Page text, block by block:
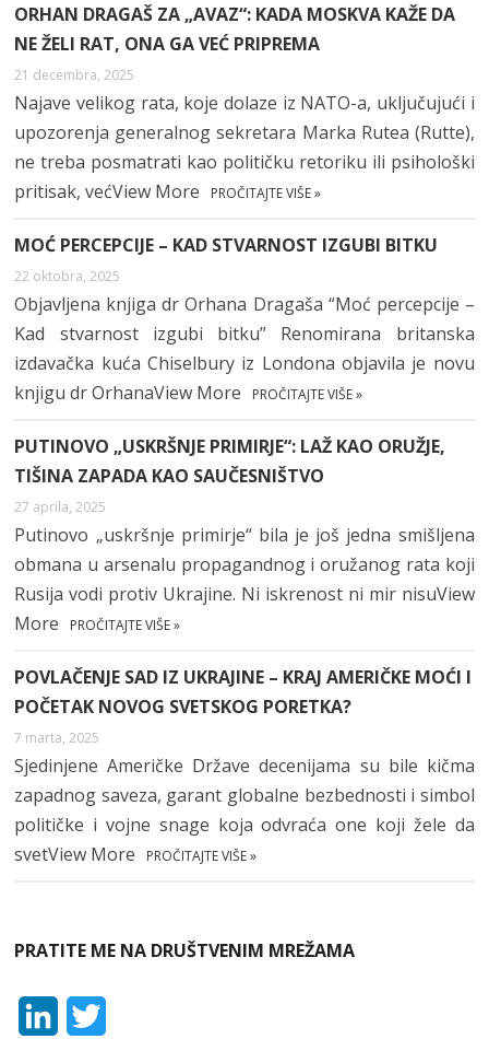
ORHAN DRAGAŠ ZA „AVAZ“: KADA MOSKVA KAŽE DA
NE ŽELI RAT, ONA GA VEĆ PRIPREMA
21 decembra, 2025
Najave velikog rata, koje dolaze iz NATO-a, uključujući i
upozorenja generalnog sekretara Marka Rutea (Rutte),
ne treba posmatrati kao političku retoriku ili psihološki
pritisak, većView More
PROČITAJTE VIŠE »
MOĆ PERCEPCIJE – KAD STVARNOST IZGUBI BITKU
22 oktobra, 2025
Objavljena knjiga dr Orhana Dragaša “Moć percepcije –
Kad stvarnost izgubi bitku” Renomirana britanska
izdavačka kuća Chiselbury iz Londona objavila je novu
knjigu dr OrhanaView More
PROČITAJTE VIŠE »
PUTINOVO „USKRŠNJE PRIMIRJE“: LAŽ KAO ORUŽJE,
TIŠINA ZAPADA KAO SAUČESNIŠTVO
27 aprila, 2025
Putinovo „uskršnje primirje“ bila je još jedna smišljena
obmana u arsenalu propagandnog i oružanog rata koji
Rusija vodi protiv Ukrajine. Ni iskrenost ni mir nisuView
More
PROČITAJTE VIŠE »
POVLAČENJE SAD IZ UKRAJINE – KRAJ AMERIČKE MOĆI I
POČETAK NOVOG SVETSKOG PORETKA?
7 marta, 2025
Sjedinjene Američke Države decenijama su bile kičma
zapadnog saveza, garant globalne bezbednosti i simbol
političke i vojne snage koja odvraća one koji žele da
svetView More
PROČITAJTE VIŠE »
PRATITE ME NA DRUŠTVENIM MREŽAMA